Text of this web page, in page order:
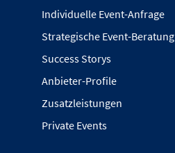
Individuelle Event-Anfrage
Strategische Event-Beratung
Success Storys
Anbieter-Profile
Zusatzleistungen
Private Events